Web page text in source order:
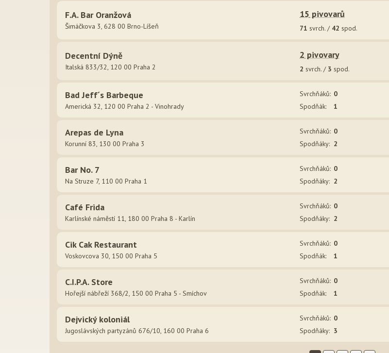
F.A. Bar Oranžová
Šimáčkova 3, 628 00 Brno-Líšeň
15 pivovarů
71 svrch. / 42 spod.
Decentní Dýně
Italská 833/32, 120 00 Praha 2
2 pivovary
2 svrch. / 3 spod.
Bad Jeff´s Barbeque
Americká 32, 120 00 Praha 2 - Vinohrady
Svrchňáků: 0
Spodňák: 1
Arepas de Lyna
Korunní 83, 130 00 Praha 3
Svrchňáků: 0
Spodňáky: 2
Bar No. 7
Na Struze 7, 110 00 Praha 1
Svrchňáků: 0
Spodňáky: 2
Café Frida
Karlínské náměstí 11, 180 00 Praha 8 - Karlín
Svrchňáků: 0
Spodňáky: 2
Cik Cak Restaurant
Voskovcova 30, 150 00 Praha 5
Svrchňáků: 0
Spodňák: 1
C.I.P.A. Store
Hořejší nábřeží 368/2, 150 00 Praha 5 - Smíchov
Svrchňáků: 0
Spodňák: 1
Dejvický koloniál
Jugoslávských partyzánů 676/10, 160 00 Praha 6
Svrchňáků: 0
Spodňáky: 3